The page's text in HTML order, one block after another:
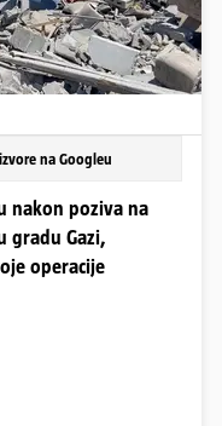
na Googleu
nakon poziva na
gradu Gazi,
operacije